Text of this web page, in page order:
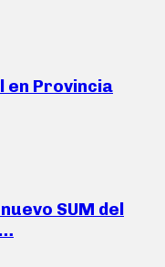
en Provincia
SUM del